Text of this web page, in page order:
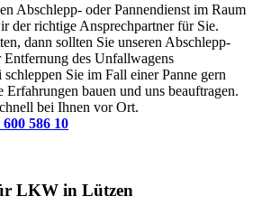
Abschlepp- oder Pannendienst im Raum
der richtige Ansprechpartner für Sie.
dann sollten Sie unseren Abschlepp-
Entfernung des Unfallwagens
Sie im Fall einer Panne gern
Erfahrungen bauen und uns beauftragen.
bei Ihnen vor Ort.
586 10
LKW in Lützen